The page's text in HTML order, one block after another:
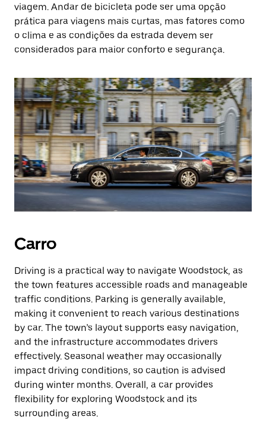
viagem. Andar de bicicleta pode ser uma opção
prática para viagens mais curtas, mas fatores como
o clima e as condições da estrada devem ser
considerados para maior conforto e segurança.
Carro
Driving is a practical way to navigate Woodstock, as
the town features accessible roads and manageable
traffic conditions. Parking is generally available,
making it convenient to reach various destinations
by car. The town’s layout supports easy navigation,
and the infrastructure accommodates drivers
effectively. Seasonal weather may occasionally
impact driving conditions, so caution is advised
during winter months. Overall, a car provides
flexibility for exploring Woodstock and its
surrounding areas.